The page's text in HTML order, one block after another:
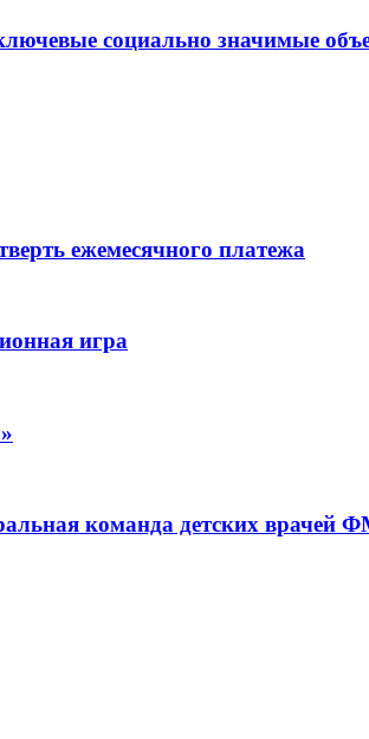
социально значимые
ежемесячного платежа
игра
команда детских врачей